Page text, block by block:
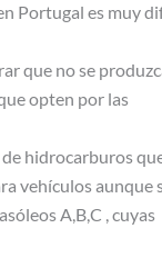
Portugal es muy
que no se
opten por las
hidrocarburos
vehículos aunque
A,B,C , cuyas